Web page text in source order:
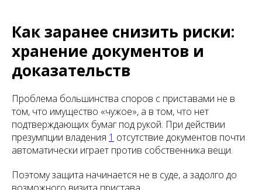
Как заранее снизить риски:
хранение документов и
доказательств
Проблема большинства споров с приставами не в
том, что имущество «чужое», а в том, что нет
подтверждающих бумаг под рукой. При действии
презумпции владения 1 отсутствие документов почти
автоматически играет против собственника вещи.
Поэтому защита начинается не в суде, а задолго до